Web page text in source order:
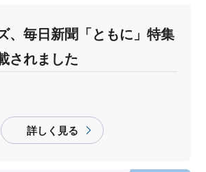
、毎日新聞「ともに」特集
されました
詳しく見る